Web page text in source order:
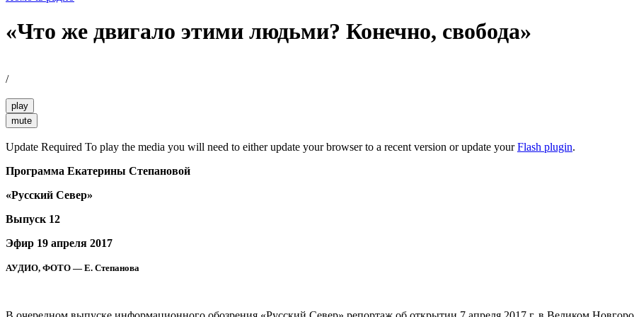
«Что же двигало этими людьми? Конечно, свобода»
/
play
mute
Update Required To play the media you will need to either update your browser to a recent version or update yourFlash plugin.
Программа Екатерины Степановой
«Русский Север»
Выпуск 12
Эфир 19 апреля 2017
АУДИО, ФОТО — Е. Степанова